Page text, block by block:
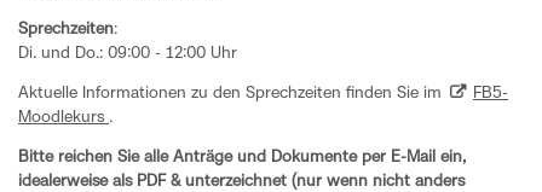
Sprechzeiten:
Di. und Do.: 09:00 - 12:00 Uhr
Aktuelle Informationen zu den Sprechzeiten finden Sie im
FB5-
Moodlekurs .
Bitte reichen Sie alle Anträge und Dokumente per E-Mail ein,
idealerweise als PDF & unterzeichnet (nur wenn nicht anders